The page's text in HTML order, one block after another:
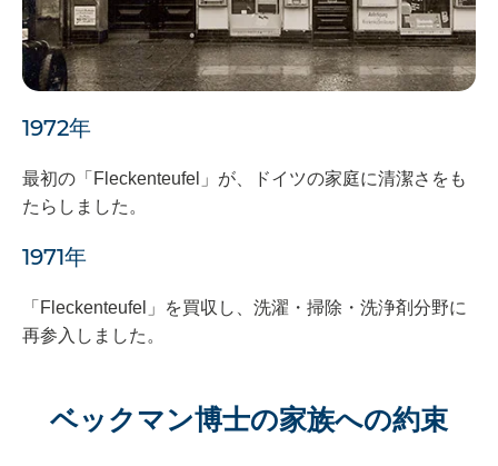
1972年
最初の「Fleckenteufel」が、ドイツの家庭に清潔さをも
たらしました。
1971年
「Fleckenteufel」を買収し、洗濯・掃除・洗浄剤分野に
再参入しました。
ベックマン博士の家族への約束